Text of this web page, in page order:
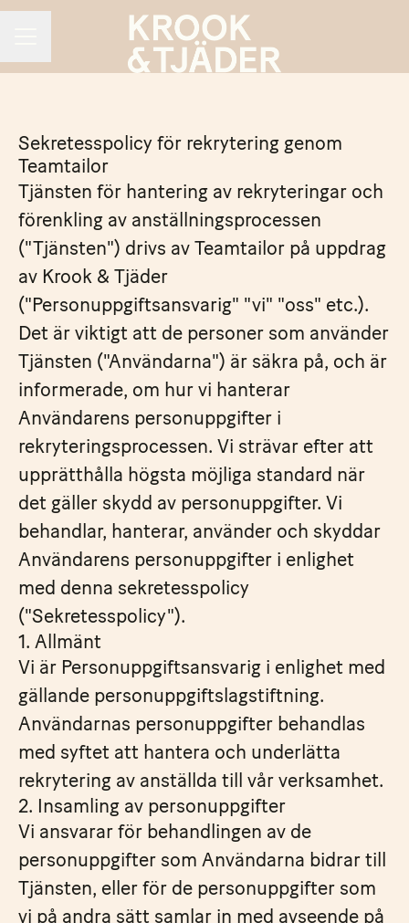
Sekretesspolicy för rekrytering genom
Teamtailor
Tjänsten för hantering av rekryteringar och
förenkling av anställningsprocessen
("Tjänsten") drivs av Teamtailor på uppdrag
av Krook & Tjäder
("Personuppgiftsansvarig" "vi" "oss" etc.).
Det är viktigt att de personer som använder
Tjänsten ("Användarna") är säkra på, och är
informerade, om hur vi hanterar
Användarens personuppgifter i
rekryteringsprocessen. Vi strävar efter att
upprätthålla högsta möjliga standard när
det gäller skydd av personuppgifter. Vi
behandlar, hanterar, använder och skyddar
Användarens personuppgifter i enlighet
med denna sekretesspolicy
("Sekretesspolicy").
1. Allmänt
Vi är Personuppgiftsansvarig i enlighet med
gällande personuppgiftslagstiftning.
Användarnas personuppgifter behandlas
med syftet att hantera och underlätta
rekrytering av anställda till vår verksamhet.
2. Insamling av personuppgifter
Vi ansvarar för behandlingen av de
personuppgifter som Användarna bidrar till
Tjänsten, eller för de personuppgifter som
vi på andra sätt samlar in med avseende på